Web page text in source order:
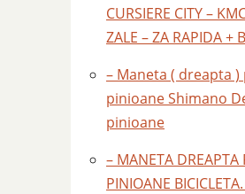
CURSIERE CITY –
ZALE – ZA RAPIDA +
– Maneta ( dreapta
pinioane Shimano
pinioane
– MANETA DREAPTA
PINIOANE